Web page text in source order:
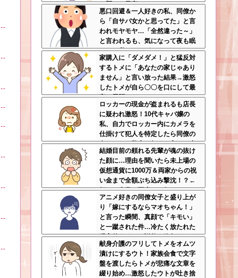
を襲った異変ｗｗｗ←ストレスで3
7.5度の熱が出るのは凄まじい
悪口回避＆一人好きの私、同僚か
ら「自サバ女かと思ってた」と言
われモヤモヤ…「全然違った～」
と言われるも、気になって夜も眠
れない私はどこがサバサバ？←ネ
チネチ気にしてる時点で自サバじ
ゃない
家購入に「ダメダメ！」と猛反対
するトメに「あなたの家じゃあり
ません」と言い放った結果→激怒
したトメが自ら〇〇を口にして最
高の展開へｗｗｗｗｗｗ
ロッカーの現金が盗まれるも店長
に疑われ激怒！10代キャバ嬢の
私、自力でロッカー内にカメラを
仕掛けて犯人を特定したら同僚の
女だった…警察へ行くと言って止
められ、加害者に泣かれながら大
揉めして・・・
結婚目前の頼れる先輩が魂の抜け
た顔に…理由を聞いたら未上場の
仮想通貨に1000万＆両家からの祝
い金まで全額ぶち込み撃沈！？←
頼れる先輩の要素どこ行ったんだ
よ
アニメ好きの同僚女子と盛り上が
り「嫁にするならマオちゃん！」
と言った瞬間、真顔で「キモい」
と一蹴された件…冷たく放たれた
現実的すぎるお説教に絶句←オタ
クのノリをリアルで出すとそうな
る
献身介護のフリしてトメをオムツ
漬けにするウト！家族会食で文字
盤を渡したらトメが悲痛な文章を
綴り始め…激怒したウトが吐き捨